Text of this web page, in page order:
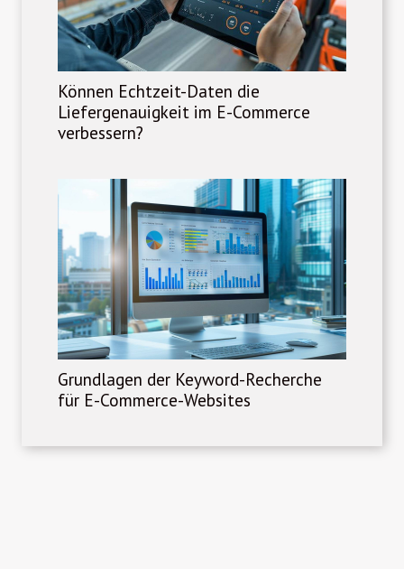
Können Echtzeit-Daten die
Liefergenauigkeit im E-Commerce
verbessern?
Grundlagen der Keyword-Recherche
für E-Commerce-Websites